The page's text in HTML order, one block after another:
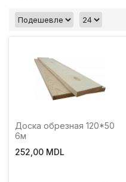
Доска обрезная 120*50
6м
252,00 MDL